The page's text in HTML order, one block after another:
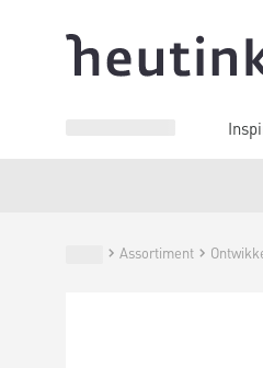
Assortiment